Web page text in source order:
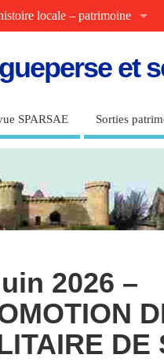
locale – patrimoine
et
SPARSAE Sorties
2026 –
DE